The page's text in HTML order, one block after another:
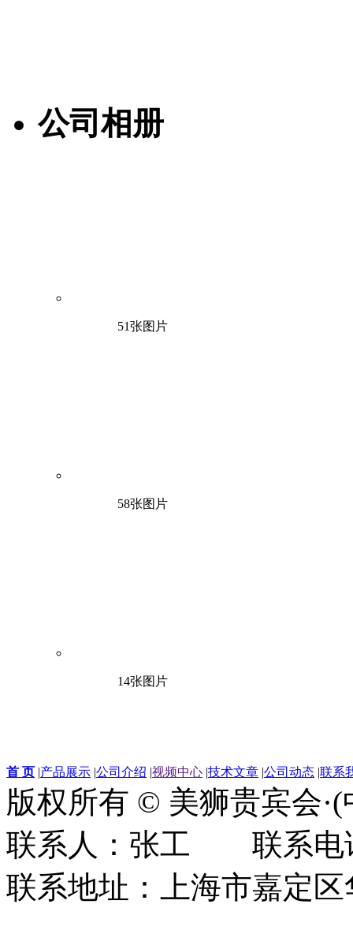
公司相册
51张图片
58张图片
14张图片
首 页 |产品展示 |公司介绍 |视频中心 |技术文章 |公司动态 |联系
版权所有 © 美狮贵宾会
联系人：张工 联系电
联系地址：上海市嘉定